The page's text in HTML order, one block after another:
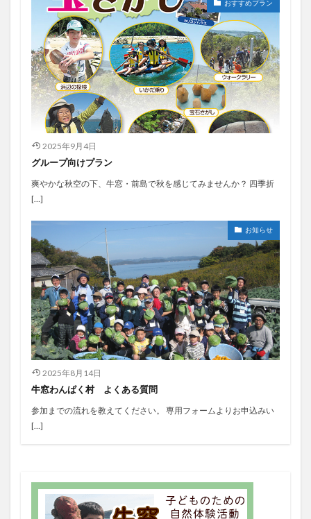
おすすめプラン
2025年9月4日
グループ向けプラン
爽やかな秋空の下、牛窓・前島で秋を感じてみませんか？ 四季折
[…]
お知らせ
2025年8月14日
牛窓わんぱく村 よくある質問
参加までの流れを教えてください。 専用フォームよりお申込みい
[…]